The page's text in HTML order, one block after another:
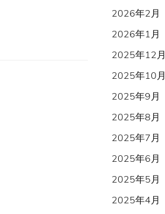
2026年2月
2026年1月
2025年12月
2025年10月
2025年9月
2025年8月
2025年7月
2025年6月
2025年5月
2025年4月